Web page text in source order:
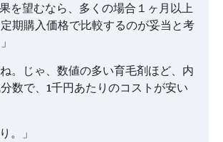
を望むなら、多くの場合１ヶ月以上
期購入価格で比較するのが妥当と考
。じゃ、数値の多い育毛剤ほど、内
数で、1千円あたりのコストが安い
。」